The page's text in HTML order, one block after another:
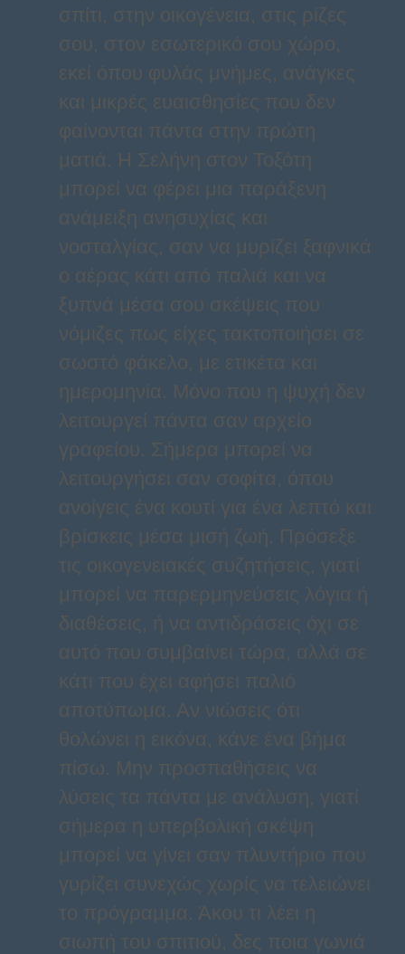
σπίτι, στην οικογένεια, στις ρίζες
σου, στον εσωτερικό σου χώρο,
εκεί όπου φυλάς μνήμες, ανάγκες
και μικρές ευαισθησίες που δεν
φαίνονται πάντα στην πρώτη
ματιά. Η Σελήνη στον Τοξότη
μπορεί να φέρει μια παράξενη
ανάμειξη ανησυχίας και
νοσταλγίας, σαν να μυρίζει ξαφνικά
ο αέρας κάτι από παλιά και να
ξυπνά μέσα σου σκέψεις που
νόμιζες πως είχες τακτοποιήσει σε
σωστό φάκελο, με ετικέτα και
ημερομηνία. Μόνο που η ψυχή δεν
λειτουργεί πάντα σαν αρχείο
γραφείου. Σήμερα μπορεί να
λειτουργήσει σαν σοφίτα, όπου
ανοίγεις ένα κουτί για ένα λεπτό και
βρίσκεις μέσα μισή ζωή. Πρόσεξε
τις οικογενειακές συζητήσεις, γιατί
μπορεί να παρερμηνεύσεις λόγια ή
διαθέσεις, ή να αντιδράσεις όχι σε
αυτό που συμβαίνει τώρα, αλλά σε
κάτι που έχει αφήσει παλιό
αποτύπωμα. Αν νιώσεις ότι
θολώνει η εικόνα, κάνε ένα βήμα
πίσω. Μην προσπαθήσεις να
λύσεις τα πάντα με ανάλυση, γιατί
σήμερα η υπερβολική σκέψη
μπορεί να γίνει σαν πλυντήριο που
γυρίζει συνεχώς χωρίς να τελειώνει
το πρόγραμμα. Άκου τι λέει η
σιωπή του σπιτιού, δες ποια γωνιά